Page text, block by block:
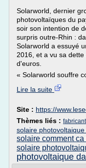
Solarworld, dernier
photovoltaïques du
soir son intention de
surpris outre-Rhin :
Solarworld a essuyé
2016, et a vu sa
d'euros.
« Solarworld souffre
Lire la suite
Site : https://
Thèmes liés :
solaire
solaire comment ca
solaire
photovoltaique